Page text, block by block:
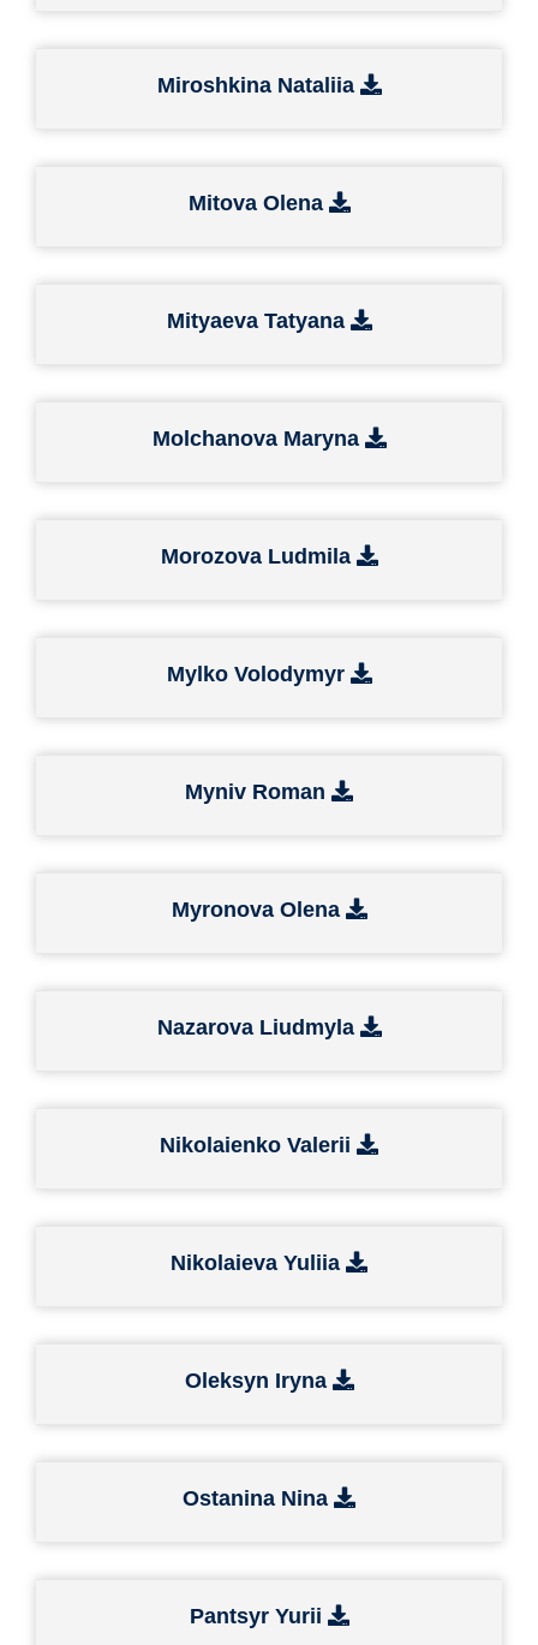
Miroshkina Nataliia
Mitova Olena
Mityaeva Tatyana
Molchanova Maryna
Morozova Ludmila
Mylko Volodymyr
Myniv Roman
Myronova Olena
Nazarova Liudmyla
Nikolaienko Valerii
Nikolaieva Yuliia
Oleksyn Iryna
Ostanina Nina
Pantsyr Yurii